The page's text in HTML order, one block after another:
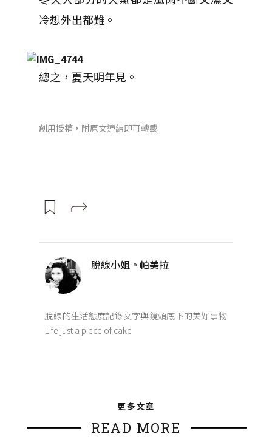
冷想外出都難。
總之，夏天明年見。
創用授權，附原文連結即可轉載
脫線小姐。帕美拉
脫線的生活態度記錄文字與鏡頭底下的美好事物
Life just a piece of cake
更多文章
READ MORE